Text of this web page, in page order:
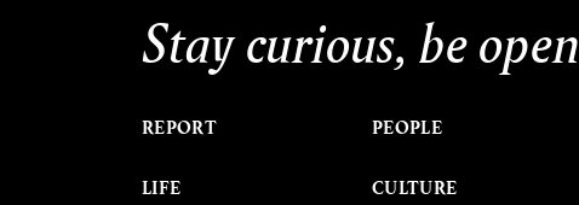
Stay curious, be open
REPORT
LIFE
PEOPLE
CULTURE